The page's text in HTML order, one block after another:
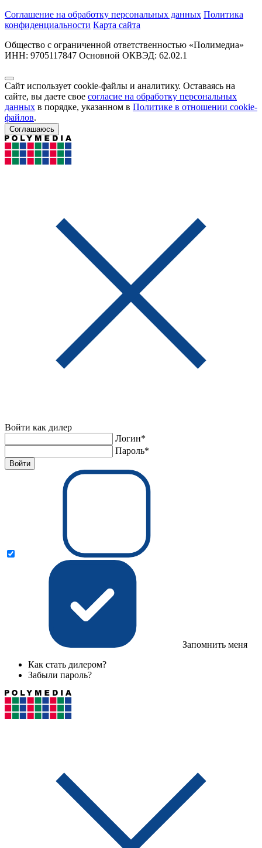
Соглашение на обработку персональных данных Политика
конфиденциальности Карта сайта
Общество с ограниченной ответственностью «Полимедиа»
ИНН: 9705117847 Основной ОКВЭД: 62.02.1
Сайт использует cookie-файлы и аналитику. Оставаясь на
сайте, вы даете свое согласие на обработку персональных
данных в порядке, указанном в Политике в отношении cookie-
файлов.
Соглашаюсь
Войти как дилер
Логин*
Пароль*
Войти
Запомнить меня
Как стать дилером?
Забыли пароль?